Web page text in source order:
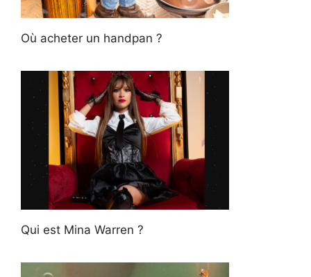
Où acheter un handpan ?
Qui est Mina Warren ?